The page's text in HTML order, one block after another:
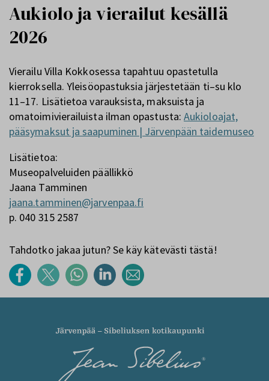
Aukiolo ja vierailut kesällä
2026
Vierailu Villa Kokkosessa tapahtuu opastetulla
kierroksella. Yleisöopastuksia järjestetään ti–su klo
11–17. Lisätietoa varauksista, maksuista ja
omatoimivierailuista ilman opastusta:Aukioloajat,
pääsymaksut ja saapuminen | Järvenpään taidemuseo
Lisätietoa:
Museopalveluiden päällikkö
Jaana Tamminen
jaana.tamminen@jarvenpaa.fi
p. 040 315 2587
Tahdotko jakaa jutun? Se käy kätevästi tästä!